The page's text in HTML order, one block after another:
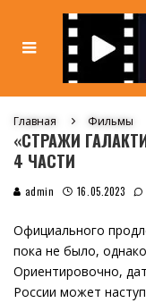
Главная Фильмы
«СТРАЖИ
4 ЧАСТИ
admin 16.05.2023
Официального
пока не было,
Ориентировочно,
России может